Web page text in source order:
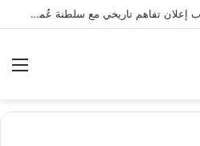
طهران : إيران تكشف اقتراب إعلان تفاهم تاريخي مع سلطنة عُمان بشأن تنظيم الملاحة في مضيق هرمز